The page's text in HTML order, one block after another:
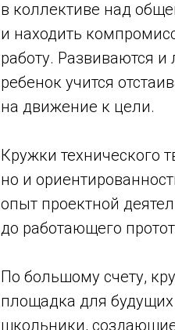
в коллективе над
и находить
работу. Развиваются
ребенок учится
на движение к цели.
Кружки технического
но и
опыт проектной
до работающего
По большому счету,
площадка для
школьники,